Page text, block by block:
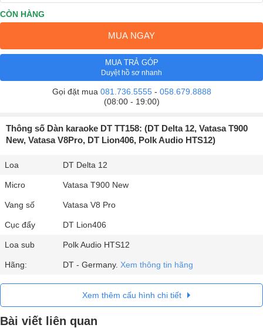
CÒN HÀNG
MUA NGAY
MUA TRẢ GÓP
Duyệt hồ sơ nhanh
Gọi đặt mua 081.736.5555- 058.679.8888
(08:00 - 19:00)
Thông số Dàn karaoke DT TT158: (DT Delta 12, Vatasa T900
New, Vatasa V8Pro, DT Lion406, Polk Audio HTS12)
Loa DT Delta 12
Micro Vatasa T900 New
Vang số Vatasa V8 Pro
Cục đẩy DT Lion406
Loa sub Polk Audio HTS12
Hãng: DT - Germany. Xem thông tin hãng
Xem thêm cấu hình chi tiết
Bài viết liên quan